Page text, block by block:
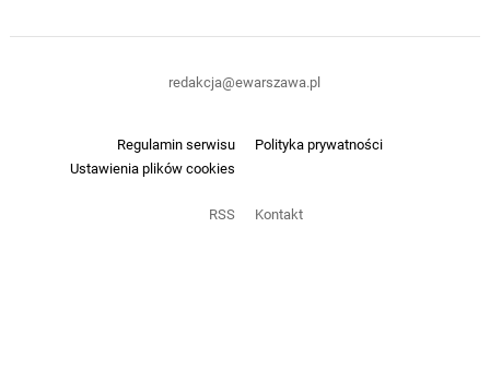
Regulamin serwisu
Polityka prywatności
Ustawienia plików cookies
RSS Kontakt
redakcja@ewarszawa.pl